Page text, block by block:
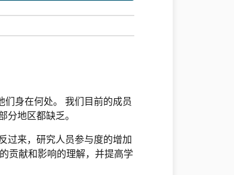
身在何处。 我们目前的成员
地区都缺乏。
过来，研究人员参与度的增加
贡献和影响的理解，并提高学